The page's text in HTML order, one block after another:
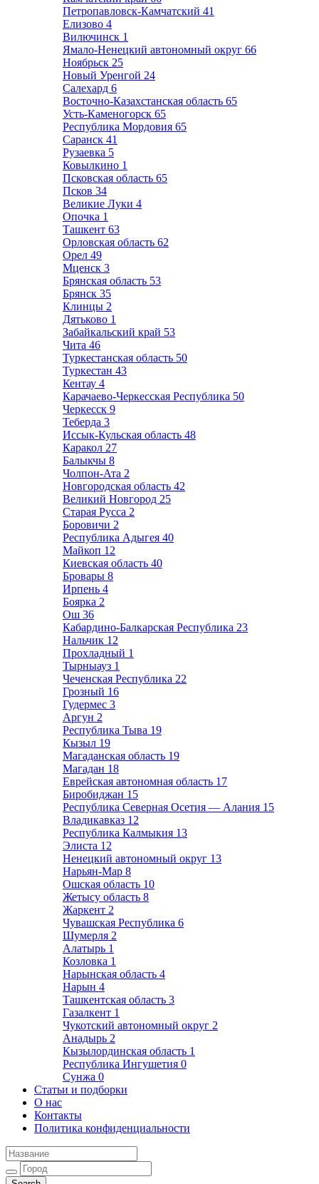
Петропавловск-Камчатский 41
Елизово 4
Вилючинск 1
Ямало-Ненецкий автономный округ 66
Ноябрьск 25
Новый Уренгой 24
Салехард 6
Восточно-Казахстанская область 65
Усть-Каменогорск 65
Республика Мордовия 65
Саранск 41
Рузаевка 5
Ковылкино 1
Псковская область 65
Псков 34
Великие Луки 4
Опочка 1
Ташкент 63
Орловская область 62
Орел 49
Мценск 3
Брянская область 53
Брянск 35
Клинцы 2
Дятьково 1
Забайкальский край 53
Чита 46
Туркестанская область 50
Туркестан 43
Кентау 4
Карачаево-Черкесская Республика 50
Черкесск 9
Теберда 3
Иссык-Кульская область 48
Каракол 27
Балыкчы 8
Чолпон-Ата 2
Новгородская область 42
Великий Новгород 25
Старая Русса 2
Боровичи 2
Республика Адыгея 40
Майкоп 12
Киевская область 40
Бровары 8
Ирпень 4
Боярка 2
Ош 36
Кабардино-Балкарская Республика 23
Нальчик 12
Прохладный 1
Тырныауз 1
Чеченская Республика 22
Грозный 16
Гудермес 3
Аргун 2
Республика Тыва 19
Кызыл 19
Магаданская область 19
Магадан 18
Еврейская автономная область 17
Биробиджан 15
Республика Северная Осетия — Алания 15
Владикавказ 12
Республика Калмыкия 13
Элиста 12
Ненецкий автономный округ 13
Нарьян-Мар 8
Ошская область 10
Жетысу область 8
Жаркент 2
Чувашская Республика 6
Шумерля 2
Алатырь 1
Козловка 1
Нарынская область 4
Нарын 4
Ташкентская область 3
Газалкент 1
Чукотский автономный округ 2
Анадырь 2
Кызылординская область 1
Республика Ингушетия 0
Сунжа 0
Статьи и подборки
О нас
Контакты
Политика конфиденциальности